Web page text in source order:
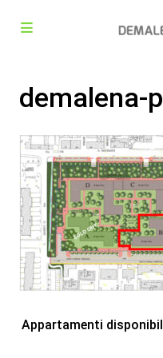
demalena-
Appartamenti
Demalena Village, nuovo